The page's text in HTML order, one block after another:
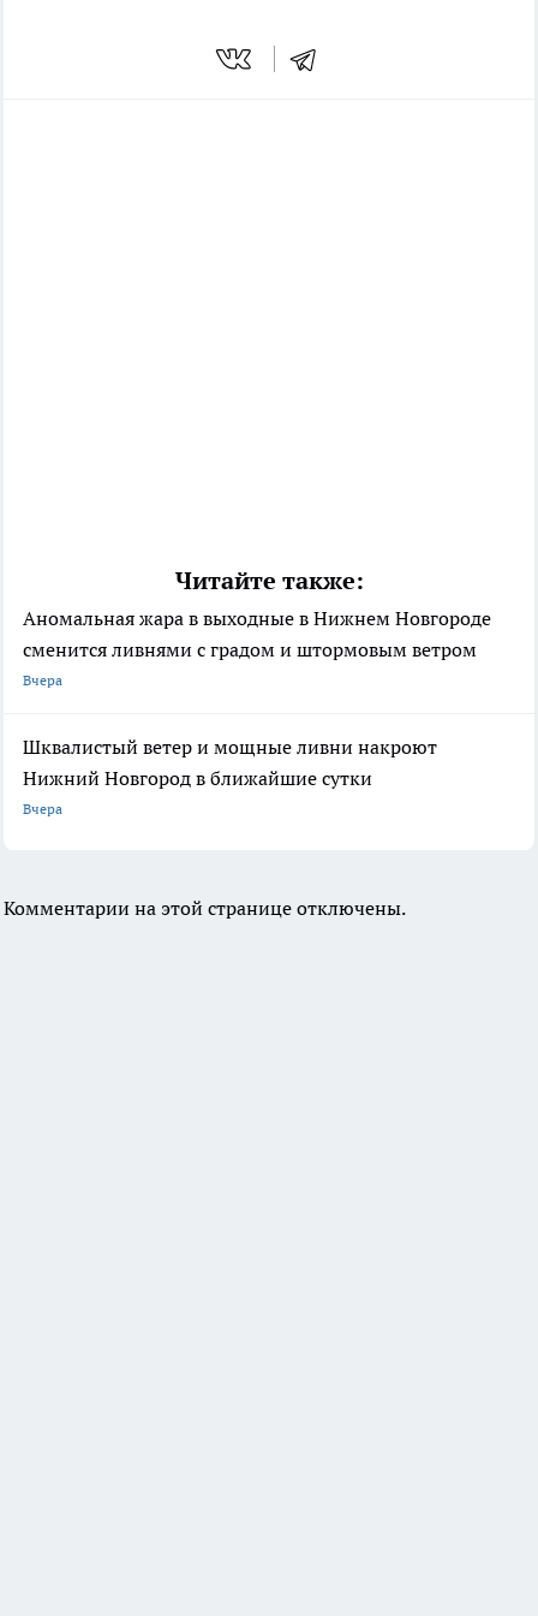
Читайте также:
Аномальная жара в выходные в Нижнем Новгороде
сменится ливнями с градом и штормовым ветром
Вчера
Шквалистый ветер и мощные ливни накроют
Нижний Новгород в ближайшие сутки
Вчера
Комментарии на этой странице отключены.